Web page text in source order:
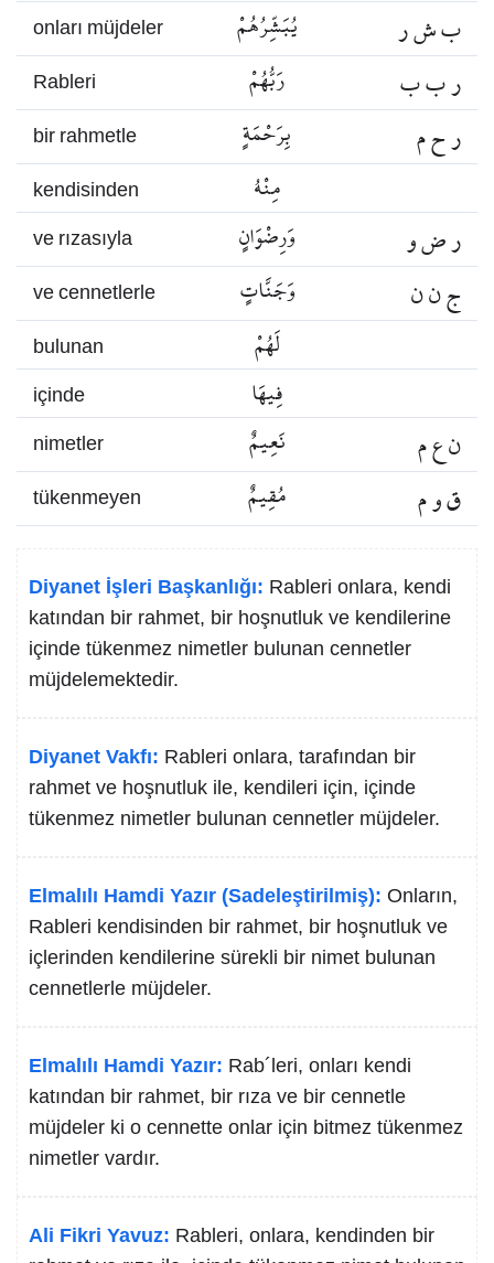
onları müjdeler يُبَشِّرُهُمْ ب ش ر
Rableri رَبُّهُمْ ر ب ب
bir rahmetle بِرَحْمَةٍ ر ح م
kendisinden مِنْهُ
ve rızasıyla وَرِضْوَانٍ ر ض و
ve cennetlerle وَجَنَّاتٍ ج ن ن
bulunan لَهُمْ
içinde فِيهَا
nimetler نَعِيمٌ ن ع م
tükenmeyen مُقِيمٌ ق و م
Diyanet İşleri Başkanlığı: Rableri onlara, kendi
katından bir rahmet, bir hoşnutluk ve kendilerine
içinde tükenmez nimetler bulunan cennetler
müjdelemektedir.
Diyanet Vakfı: Rableri onlara, tarafından bir
rahmet ve hoşnutluk ile, kendileri için, içinde
tükenmez nimetler bulunan cennetler müjdeler.
Elmalılı Hamdi Yazır (Sadeleştirilmiş): Onların,
Rableri kendisinden bir rahmet, bir hoşnutluk ve
içlerinden kendilerine sürekli bir nimet bulunan
cennetlerle müjdeler.
Elmalılı Hamdi Yazır: Rab´leri, onları kendi
katından bir rahmet, bir rıza ve bir cennetle
müjdeler ki o cennette onlar için bitmez tükenmez
nimetler vardır.
Ali Fikri Yavuz: Rableri, onlara, kendinden bir